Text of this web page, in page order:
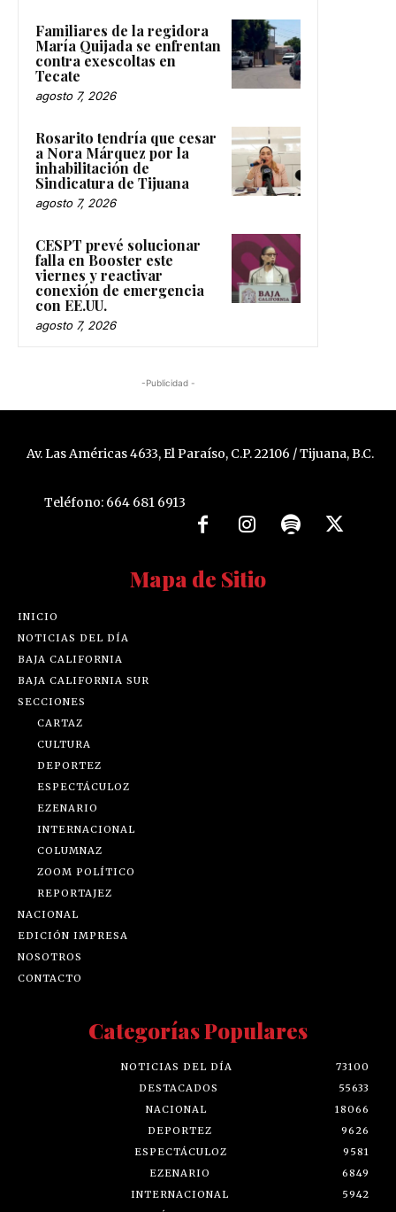
Familiares de la regidora
María Quijada se enfrentan
contra exescoltas en
Tecate
agosto 7, 2026
Rosarito tendría que cesar
a Nora Márquez por la
inhabilitación de
Sindicatura de Tijuana
agosto 7, 2026
CESPT prevé solucionar
falla en Booster este
viernes y reactivar
conexión de emergencia
con EE.UU.
agosto 7, 2026
-Publicidad -
Av. Las Américas 4633, El Paraíso, C.P. 22106 / Tijuana, B.C.
Teléfono: 664 681 6913
Mapa de Sitio
INICIO
NOTICIAS DEL DÍA
BAJA CALIFORNIA
BAJA CALIFORNIA SUR
SECCIONES
CARTAZ
CULTURA
DEPORTEZ
ESPECTÁCULOZ
EZENARIO
INTERNACIONAL
COLUMNAZ
ZOOM POLÍTICO
REPORTAJEZ
NACIONAL
EDICIÓN IMPRESA
NOSOTROS
CONTACTO
Categorías Populares
NOTICIAS DEL DÍA
73100
DESTACADOS
55633
NACIONAL
18066
DEPORTEZ
9626
ESPECTÁCULOZ
9581
EZENARIO
6849
INTERNACIONAL
5942